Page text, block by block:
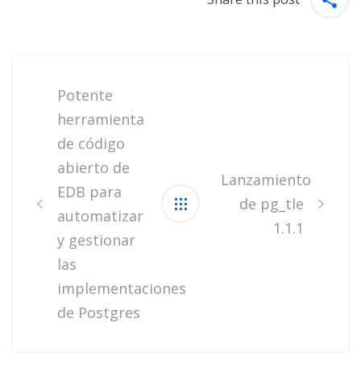
navigation
Potente
herramienta
de código
abierto de
EDB para
automatizar
y gestionar
las
implementaciones
de Postgres
Lanzamiento
de pg_tle
1.1.1